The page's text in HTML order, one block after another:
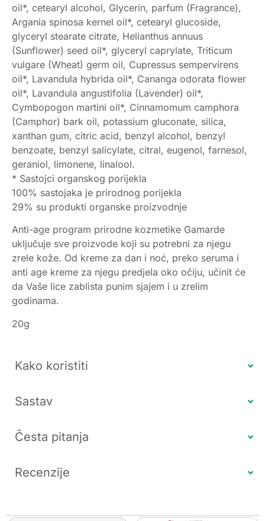
oil*, cetearyl alcohol, Glycerin, parfum (Fragrance),
Argania spinosa kernel oil*, cetearyl glucoside,
glyceryl stearate citrate, Helianthus annuus
(Sunflower) seed oil*, glyceryl caprylate, Triticum
vulgare (Wheat) germ oil, Cupressus sempervirens
oil*, Lavandula hybrida oil*, Cananga odorata flower
oil*, Lavandula angustifolia (Lavender) oil*,
Cymbopogon martini oil*, Cinnamomum camphora
(Camphor) bark oil, potassium gluconate, silica,
xanthan gum, citric acid, benzyl alcohol, benzyl
benzoate, benzyl salicylate, citral, eugenol, farnesol,
geraniol, limonene, linalool.
* Sastojci organskog porijekla
100% sastojaka je prirodnog porijekla
29% su produkti organske proizvodnje
Anti-age program prirodne kozmetike Gamarde
uključuje sve proizvode koji su potrebni za njegu
zrele kože. Od kreme za dan i noć, preko seruma i
anti age kreme za njegu predjela oko očiju, učinit će
da Vaše lice zablista punim sjajem i u zrelim
godinama.
20g
Kako koristiti
Sastav
Česta pitanja
Recenzije